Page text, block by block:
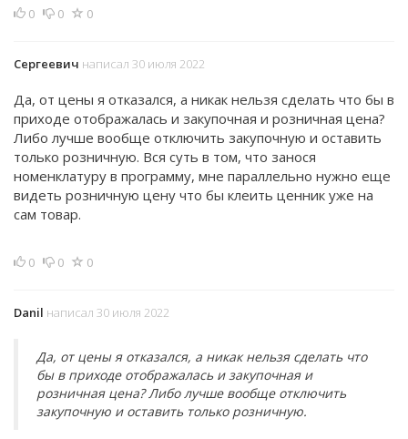
0 0 0
Сергеевич написал 30 июля 2022
Да, от цены я отказался, а никак нельзя сделать что бы в
приходе отображалась и закупочная и розничная цена?
Либо лучше вообще отключить закупочную и оставить
только розничную. Вся суть в том, что занося
номенклатуру в программу, мне параллельно нужно еще
видеть розничную цену что бы клеить ценник уже на
сам товар.
0 0 0
Danil написал 30 июля 2022
Да, от цены я отказался, а никак нельзя сделать что
бы в приходе отображалась и закупочная и
розничная цена? Либо лучше вообще отключить
закупочную и оставить только розничную.